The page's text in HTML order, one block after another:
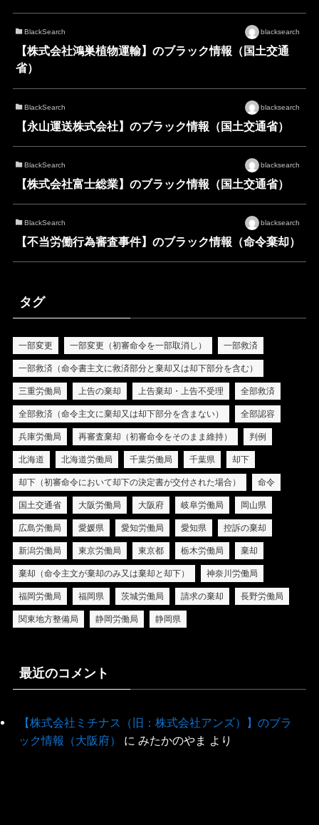
BlackSearch blacksearch
【株式会社鴻巣植物運輸】のブラック情報（国土交通
省）
BlackSearch blacksearch
【永山運送株式会社】のブラック情報（国土交通省）
BlackSearch blacksearch
【株式会社富士総業】のブラック情報（国土交通省）
BlackSearch blacksearch
【不当労働行為審査事件】のブラック情報（命令棄却）
タグ
一部変更 一部変更（初審命令を一部取消し） 一部救済
一部救済（命令書主文に救済部分と棄却又は却下部分を含む）
三重労働局 上告の棄却 上告棄却・上告不受理 全部救済
全部救済（命令主文に棄却又は却下部分を含まない） 全部認容
兵庫労働局 再審査棄却（初審命令をそのまま維持） 判例
北海道 北海道労働局 千葉労働局 千葉県 却下
却下（初審命令において却下の決定書が交付された場合） 命令
国土交通省 大阪労働局 大阪府 岐阜労働局 岡山県
広島労働局 愛媛県 愛知労働局 愛知県 控訴の棄却
新潟労働局 東京労働局 東京都 栃木労働局 棄却
棄却（命令主文が棄却のみ又は棄却と却下） 神奈川労働局
福岡労働局 福岡県 茨城労働局 請求の棄却 長野労働局
関東地方整備局 静岡労働局 静岡県
最近のコメント
【株式会社ミチナス（旧：株式会社アンズ）】のブラ
ック情報（大阪府）
に みたかのやま より